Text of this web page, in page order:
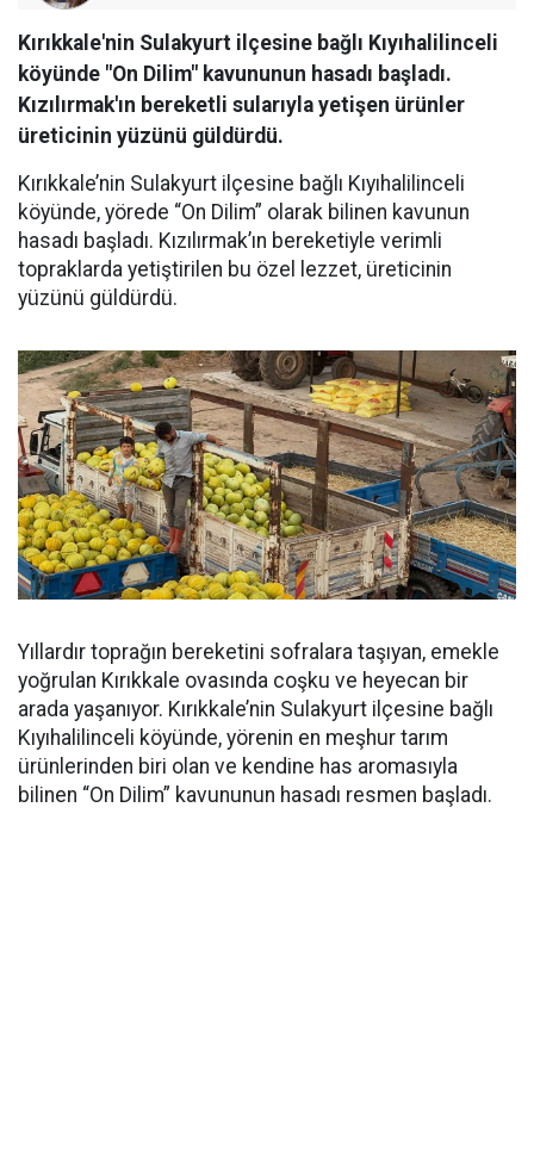
Kırıkkale'nin Sulakyurt ilçesine bağlı Kıyıhalilinceli
köyünde "On Dilim" kavununun hasadı başladı.
Kızılırmak'ın bereketli sularıyla yetişen ürünler
üreticinin yüzünü güldürdü.
Kırıkkale’nin Sulakyurt ilçesine bağlı Kıyıhalilinceli
köyünde, yörede “On Dilim” olarak bilinen kavunun
hasadı başladı. Kızılırmak’ın bereketiyle verimli
topraklarda yetiştirilen bu özel lezzet, üreticinin
yüzünü güldürdü.
Yıllardır toprağın bereketini sofralara taşıyan, emekle
yoğrulan Kırıkkale ovasında coşku ve heyecan bir
arada yaşanıyor. Kırıkkale’nin Sulakyurt ilçesine bağlı
Kıyıhalilinceli köyünde, yörenin en meşhur tarım
ürünlerinden biri olan ve kendine has aromasıyla
bilinen “On Dilim” kavununun hasadı resmen başladı.